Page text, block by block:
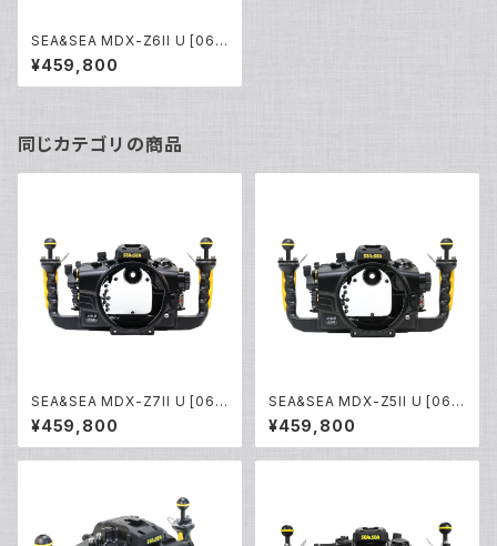
SEA&SEA MDX-Z6II U [062
31]
¥459,800
同じカテゴリの商品
SEA&SEA MDX-Z7II U [062
30]
¥459,800
SEA&SEA MDX-Z5II U [062
32]
¥459,800